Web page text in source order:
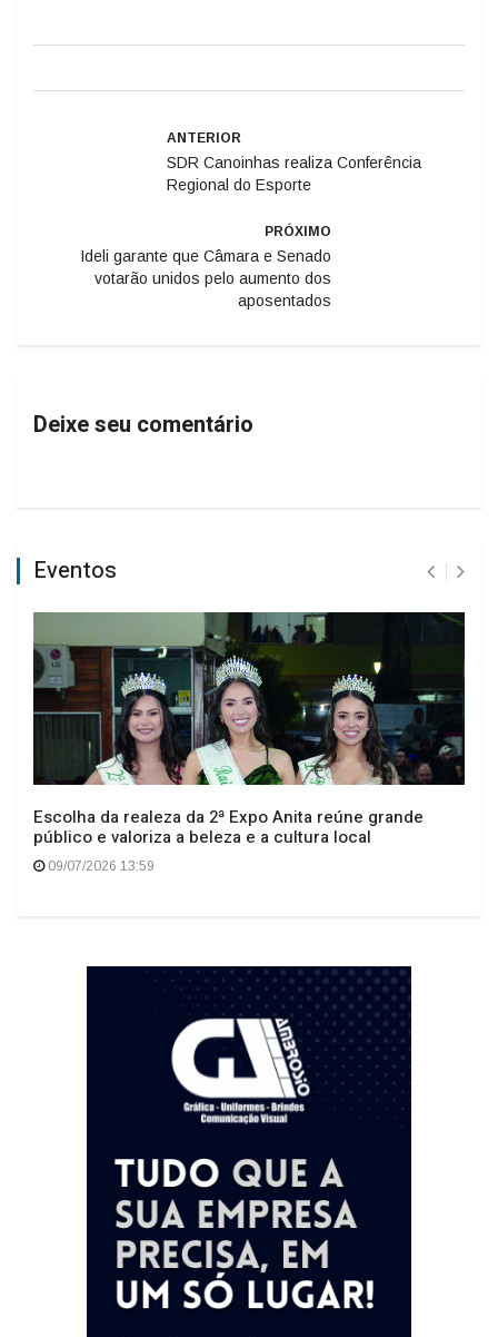
ANTERIOR
SDR Canoinhas realiza Conferência
Regional do Esporte
PRÓXIMO
Ideli garante que Câmara e Senado
votarão unidos pelo aumento dos
aposentados
Deixe seu comentário
Eventos
Escolha da realeza da 2ª Expo Anita reúne grande
público e valoriza a beleza e a cultura local
09/07/2026 13:59